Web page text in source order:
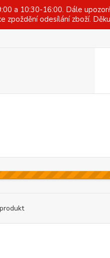
a 10:30-16:00. Dále
odesílání zboží.